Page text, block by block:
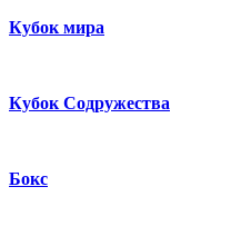
Кубок мира
Кубок Содружества
Бокс